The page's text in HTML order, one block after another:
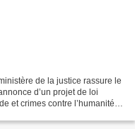
de la justice rassure le
d’un projet de loi
et crimes contre l’humanité